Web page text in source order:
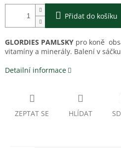
Přidat do košíku
GLORDIES PAMLSKY pro koně
vitamíny a minerály. Balení v sáčku
Detailní informace
ZEPTAT SE HLÍDAT